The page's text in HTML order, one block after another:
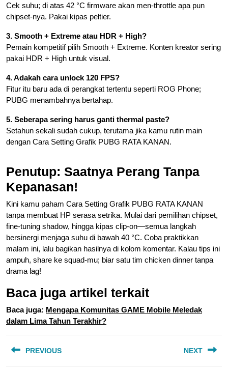
Cek suhu; di atas 42 °C firmware akan men-throttle apa pun
chipset-nya. Pakai kipas peltier.
3. Smooth + Extreme atau HDR + High?
Pemain kompetitif pilih Smooth + Extreme. Konten kreator sering
pakai HDR + High untuk visual.
4. Adakah cara unlock 120 FPS?
Fitur itu baru ada di perangkat tertentu seperti ROG Phone;
PUBG menambahnya bertahap.
5. Seberapa sering harus ganti thermal paste?
Setahun sekali sudah cukup, terutama jika kamu rutin main
dengan Cara Setting Grafik PUBG RATA KANAN.
Penutup: Saatnya Perang Tanpa
Kepanasan!
Kini kamu paham Cara Setting Grafik PUBG RATA KANAN
tanpa membuat HP serasa setrika. Mulai dari pemilihan chipset,
fine-tuning shadow, hingga kipas clip-on—semua langkah
bersinergi menjaga suhu di bawah 40 °C. Coba praktikkan
malam ini, lalu bagikan hasilnya di kolom komentar. Kalau tips ini
ampuh, share ke squad-mu; biar satu tim chicken dinner tanpa
drama lag!
Baca juga artikel terkait
Baca juga: Mengapa Komunitas GAME Mobile Meledak
dalam Lima Tahun Terakhir?
posPREVIOUS NEXT